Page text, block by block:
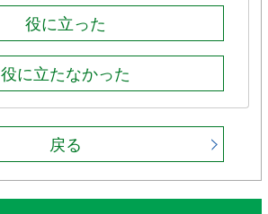
役に立った
役に立たなかった
戻る